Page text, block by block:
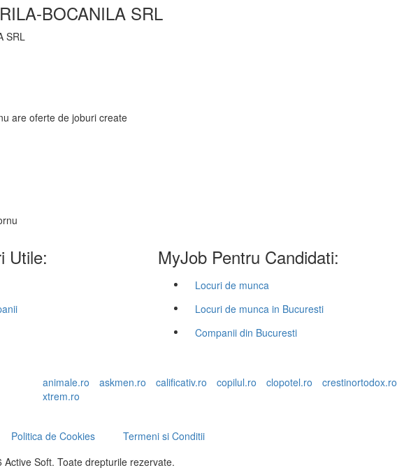
BOCANILA SRL
SRL
are oferte de joburi create
Utile: MyJob Pentru Candidati:
Locuri de munca
Locuri de munca in Bucuresti
Companii din Bucuresti
animale.ro askmen.ro calificativ.ro copilul.ro clopotel.ro crestinortodox.ro
xtrem.ro
Politica de Cookies
Termeni si Conditii
Soft. Toate drepturile rezervate.